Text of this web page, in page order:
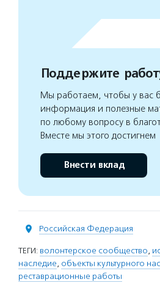
Поддержите
Мы работаем, чтобы у вас
информация и полезные
по любому вопросу в
Вместе мы этого достигнем
Внести вклад
Российская Федерация
ТЕГИ: волонтерское сообщество,
наследие, объекты культурного
реставрационные работы